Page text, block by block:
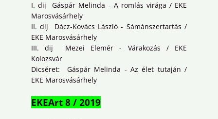
I. dij Gáspár Melinda - A romlás virága / EKE
Marosvásárhely
II. dij Dácz-Kovács László - Sámánszertartás /
EKE Marosvásárhely
III. dij Mezei Elemér - Várakozás / EKE
Kolozsvár
Dicséret: Gáspár Melinda - Az élet tutaján /
EKE Marosvásárhely
EKEArt 8 / 2019